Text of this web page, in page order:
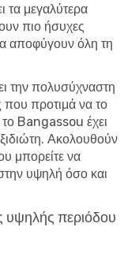
τα μεγαλύτερα
πιο ήσυχες
αποφύγουν όλη τη
την πολυσύχναστη
που προτιμά να το
Bangassou έχει
Ακολουθούν
μπορείτε να
υψηλή όσο και
υψηλής περιόδου